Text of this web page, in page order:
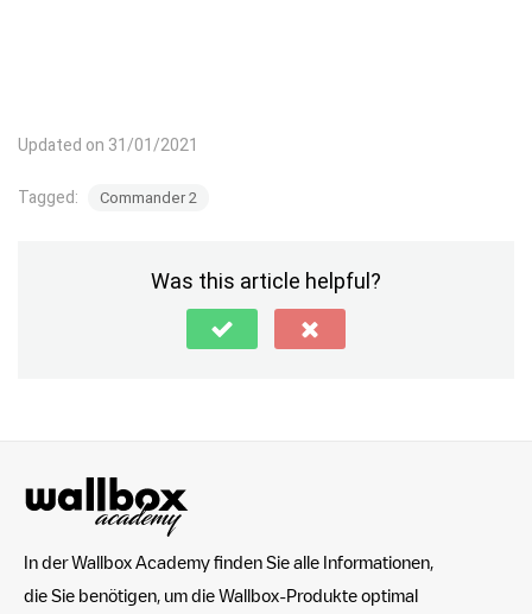
Updated on 31/01/2021
Tagged: Commander 2
Was this article helpful?
In der Wallbox Academy finden Sie alle Informationen,
die Sie benötigen, um die Wallbox-Produkte optimal